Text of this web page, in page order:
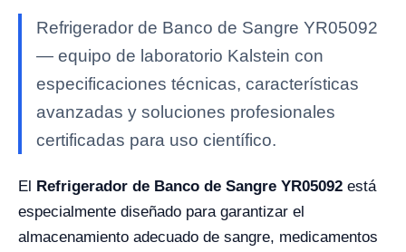
Refrigerador de Banco de Sangre YR05092
— equipo de laboratorio Kalstein con
especificaciones técnicas, características
avanzadas y soluciones profesionales
certificadas para uso científico.
El Refrigerador de Banco de Sangre YR05092 está
especialmente diseñado para garantizar el
almacenamiento adecuado de sangre, medicamentos